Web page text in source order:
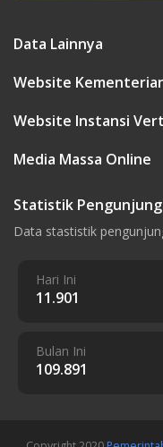
Data Lainnya
Website
Website Instansi
Media Massa Online
Statistik Pengunjung
Data stastistik
Hari Ini
11.901
Bulan Ini
109.891